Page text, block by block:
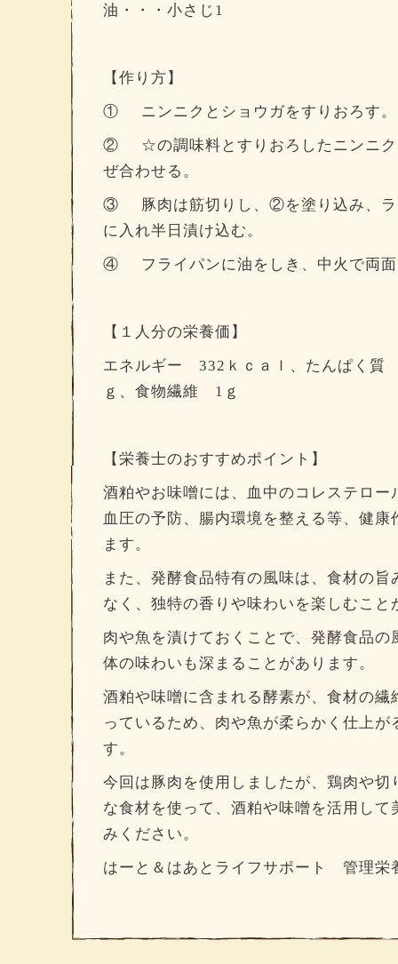
油・・・小さじ1
【作り方】
① ニンニクとショウガをすりおろす。
② ☆の調味料とすりおろしたニンニク
ぜ合わせる。
③ 豚肉は筋切りし、②を塗り込み、ラ
に入れ半日漬け込む。
④ フライパンに油をしき、中火で両面
【１人分の栄養価】
エネルギー 332ｋｃａｌ、たんぱく
ｇ、食物繊維 1ｇ
【栄養士のおすすめポイント】
酒粕やお味噌には、血中のコレステロー
血圧の予防、腸内環境を整える等、健
ます。
また、発酵食品特有の風味は、食材の
なく、独特の香りや味わいを楽しむこと
肉や魚を漬けておくことで、発酵食品の
体の味わいも深まることがあります。
酒粕や味噌に含まれる酵素が、食材の繊
っているため、肉や魚が柔らかく仕上が
す。
今回は豚肉を使用しましたが、鶏肉や切
な食材を使って、酒粕や味噌を活用して
みください。
はーと＆はあとライフサポート 管理